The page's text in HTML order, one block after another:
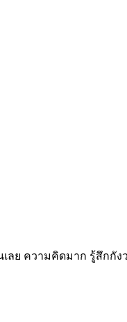
ย ความคิดมาก รู้สึกกัง